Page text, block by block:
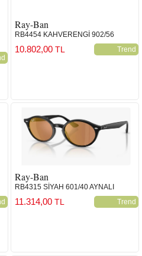
Ray-Ban
RB4454 KAHVERENGİ 902/56
Trend
10.802,00TL
Ray-Ban
RB4315 SİYAH 601/40 AYNALI
Trend
11.314,00TL